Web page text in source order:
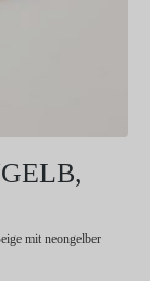
mit neongelber